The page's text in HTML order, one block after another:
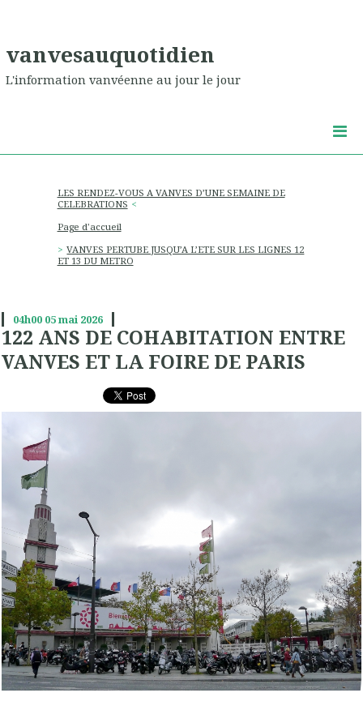
vanvesauquotidien
L'information vanvéenne au jour le jour
LES RENDEZ-VOUS A VANVES D’UNE SEMAINE DE
CELEBRATIONS
Page d'accueil
VANVES PERTUBE JUSQU’A L’ETE SUR LES LIGNES 12
ET 13 DU METRO
04h00 05mai 2026
122 ANS DE COHABITATION ENTRE
VANVES ET LA FOIRE DE PARIS